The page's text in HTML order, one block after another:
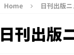
[
め
[ 2026
Home 日刊出版
日刊出版